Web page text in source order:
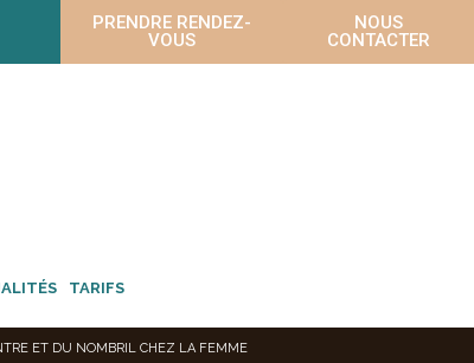
PRENDRE RENDEZ-
VOUS
NOUS
CONTACTER
TARIFS
ET DU NOMBRIL CHEZ LA FEMME